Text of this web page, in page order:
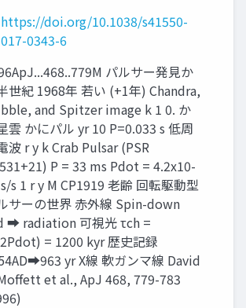
https://doi.org/10.1038/s41550-
017-0343-6
パルサー発見か
世紀 1968年 若い (+1年) Chandra,
and Spitzer image k 1 0. か
雲 かにパル yr 10 P=0.033 s 低周
波 r y k Crab Pulsar (PSR
P = 33 ms Pdot = 4.2x10-
s 1 r y M CP1919 老齢 回転駆動型
サーの世界 赤外線 Spin-down
➡ radiation 可視光 τch =
= 1200 kyr 歴史記録
yr X線 軟ガンマ線 David
et al., ApJ 468, 779-783